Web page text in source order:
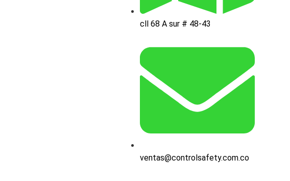
cll 68 A sur # 48-43
ventas@controlsafety.com.co